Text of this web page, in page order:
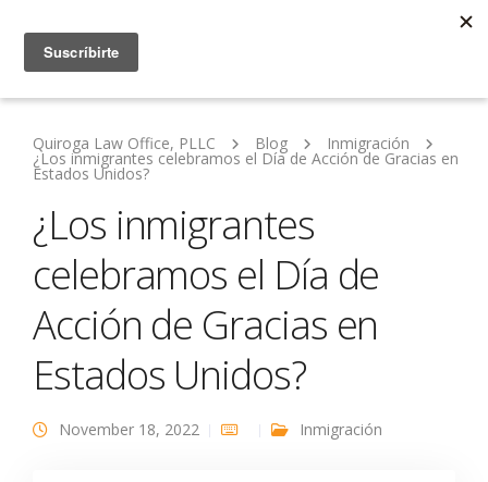
Quiroga Law Office, PLLC Blog Inmigración
¿Los inmigrantes celebramos el Día de Acción de Gracias en
Estados Unidos?
¿Los inmigrantes
celebramos el Día de
Acción de Gracias en
Estados Unidos?
November 18, 2022 Inmigración